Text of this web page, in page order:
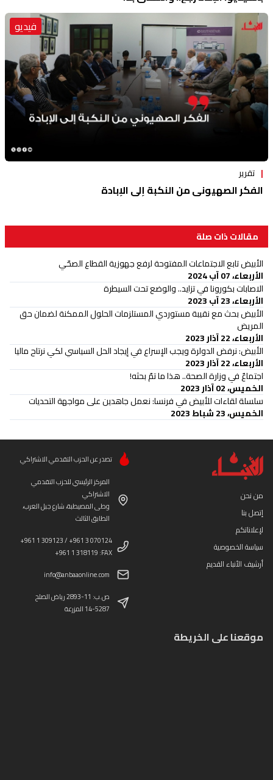
فيديو
تقرير
الفكر الصهيوني من النكبة إلى الإبادة
مقالات ذات صلة
الأبيض تابع الاجتماعات المفتوحة لرفع جهوزية القطاع الصحّي
الأربعاء، 07 آب 2024
الاصابات بكورونا في تزايد.. والوضع تحت السيطرة
الأربعاء، 23 آب 2023
الأبيض بحث مع نقيبة مستوردي المستلزمات الحلول الممكنة لضمان حق
المريض
الأربعاء، 22 آذار 2023
الأبيض: نرفض الدولرة ويجب الإسراع في إيجاد الحل السياسي لكي نرتاح ماليا
الأربعاء، 22 آذار 2023
اجتماعٌ في وزارة الصحة.. هذا ما تمّ بحثه!
الخميس، 02 آذار 2023
سلسلة لقاءات للأبيض في فرنسا: نعمل جاهدين على مواجهة التحديات
الخميس، 23 شباط 2023
من نحن
إتصل بنا
لإعلاناتكم
سياسة الخصوصية
أرشيف الأنباء القديم
تصدر عن الحزب التقدمي الاشتراكي
المركز الرئيسي للحزب التقدمي
الاشتراكي
وطى المصيطبة، شارع جبل العرب،
الطابق الثالث
+961 1 309123 / +961 3 070124
+961 1 318119 :FAX
info@anbaaonline.com
ص.ب: 11-2893 رياض الصلح
14-5287 المزرعة
موقعنا على الخريطة